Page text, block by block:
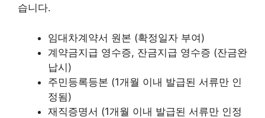
습니다.
임대차계약서 원본 (확정일자 부여)
계약금지급 영수증, 잔금지급 영수증 (잔금완
납시)
주민등록등본 (1개월 이내 발급된 서류만 인
정됨)
재직증명서 (1개월 이내 발급된 서류만 인정